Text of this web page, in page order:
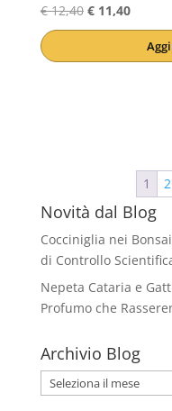
€12,40 Il
prezzo
€11,40Il
prezzo
attuale
1 2
Novità dal Blog
Cocciniglia nei
di Controllo
Nepeta Cataria e
Profumo che
Archivio Blog
Archivio
Blog